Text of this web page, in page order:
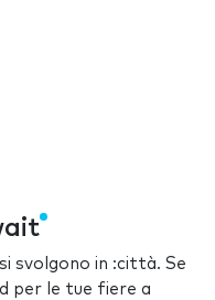
svolgono in :città. Se
per le tue fiere a